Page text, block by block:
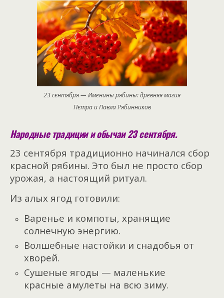
23 сентября — Именины рябины: древняя магия
Петра и Павла Рябинников
Народные традиции и обычаи 23 сентября.
23 сентября традиционно начинался сбор
красной рябины. Это был не просто сбор
урожая, а настоящий ритуал.
Из алых ягод готовили:
Варенье и компоты, хранящие
солнечную энергию.
Волшебные настойки и снадобья от
хворей.
Сушеные ягоды — маленькие
красные амулеты на всю зиму.